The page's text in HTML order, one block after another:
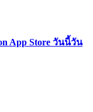
App Store วันนี้วัน